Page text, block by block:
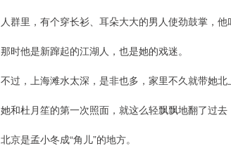
人群里，有个穿长衫、耳朵大大的男人使劲鼓掌，他
那时他是新蹿起的江湖人，也是她的戏迷。
不过，上海滩水太深，是非也多，家里不久就带她北
她和杜月笙的第一次照面，就这么轻飘飘地翻了过去
北京是孟小冬成“角儿”的地方。